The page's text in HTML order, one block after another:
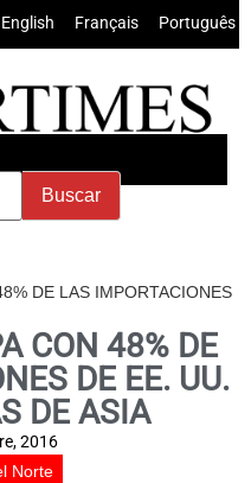
English Français Português
DE LAS IMPORTACIONES
CON 48% DE
DE EE. UU.
DE ASIA
2016
Norte